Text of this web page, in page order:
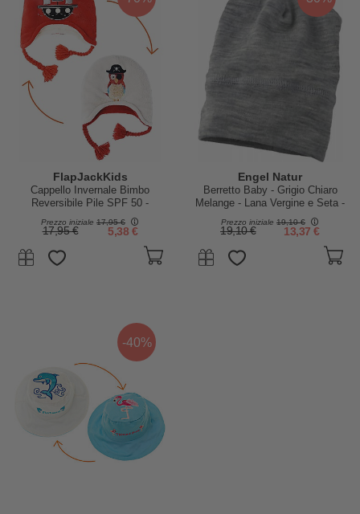
FlapJackKids
Cappello Invernale Bimbo
Reversibile Pile SPF 50 -
Prezzo iniziale 17,95 €
17,95 € 5,38 €
Engel Natur
Berretto Baby - Grigio Chiaro
Melange - Lana Vergine e Seta -
Prezzo iniziale 19,10 €
19,10 € 13,37 €
-40%